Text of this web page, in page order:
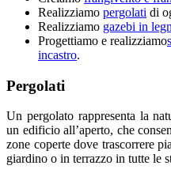
Realizziamo pergolati di
Realizziamo gazebi in
Progettiamo e realizziamo
incastro.
Pergolati
Un pergolato rappresenta la
un edificio all’aperto, che
zone coperte dove trascorrere
giardino o in terrazzo in tutte le